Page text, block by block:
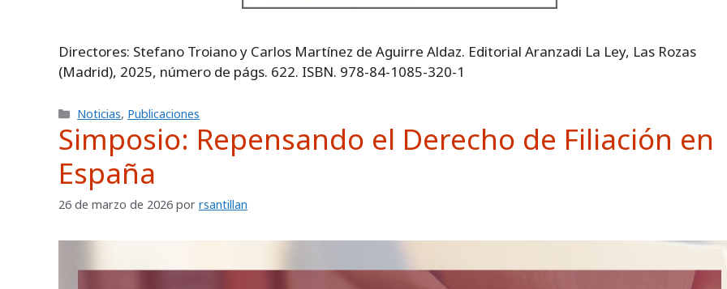
Directores: Stefano Troiano y Carlos Martínez de Aguirre Aldaz. Editorial Aranzadi La Ley, Las Rozas
(Madrid), 2025, número de págs. 622. ISBN. 978-84-1085-320-1
Categorías
Noticias, Publicaciones
Simposio: Repensando el Derecho de Filiación en
España
26 de marzo de 2026 por rsantillan